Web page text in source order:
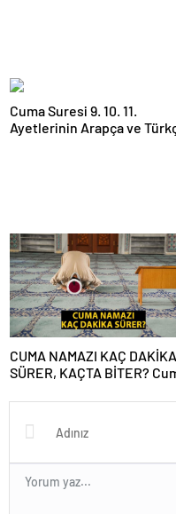
Cuma Suresi 9. 10. 11.
Ayetlerinin Arapça ve
CUMA NAMAZI KAÇ DAKİKA
SÜRER, KAÇTA BİTER?
Namazı Süresi Diyanet!